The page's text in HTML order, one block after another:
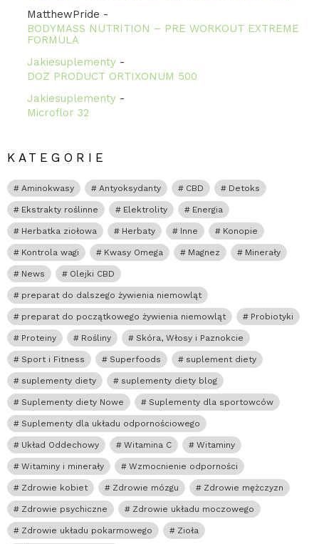
MatthewPride -
BODYMASS NUTRITION – PRE WORKOUT EXTREME
FORMULA
Jakiesuplementy -
DOZ PRODUCT ORTIXONUM 500
Jakiesuplementy -
Microflor 32
KATEGORIE
Aminokwasy Antyoksydanty CBD Detoks
Ekstrakty roślinne Elektrolity Energia
Herbatka ziołowa Herbaty Inne Konopie
Kontrola wagi Kwasy Omega Magnez Minerały
News Olejki CBD
preparat do dalszego żywienia niemowląt
preparat do początkowego żywienia niemowląt Probiotyki
Proteiny Rośliny Skóra, Włosy i Paznokcie
Sport i Fitness Superfoods suplement diety
suplementy diety suplementy diety blog
Suplementy diety Nowe Suplementy dla sportowców
Suplementy dla układu odpornościowego
Układ Oddechowy Witamina C Witaminy
Witaminy i minerały Wzmocnienie odporności
Zdrowie kobiet Zdrowie mózgu Zdrowie mężczyzn
Zdrowie psychiczne Zdrowie układu moczowego
Zdrowie układu pokarmowego Zioła